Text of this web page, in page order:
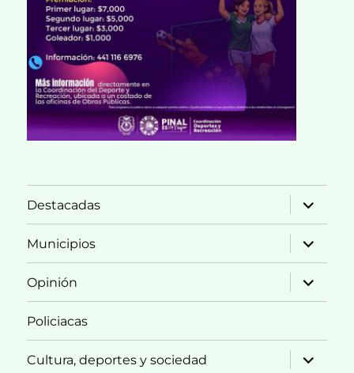
Destacadas
expande
el
menú
inferior
Municipios
expande
el
menú
inferior
Opinión
expande
el
menú
Policiacas
Cultura, deportes y sociedad
expande
el